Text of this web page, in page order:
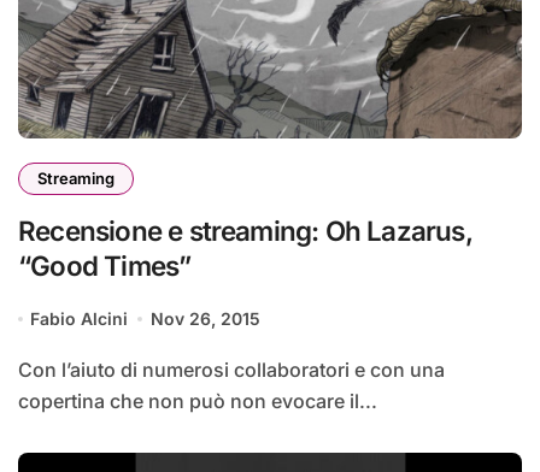
Streaming
Recensione e streaming: Oh Lazarus,
“Good Times”
Fabio Alcini Nov 26, 2015
Con l’aiuto di numerosi collaboratori e con una
copertina che non può non evocare il...